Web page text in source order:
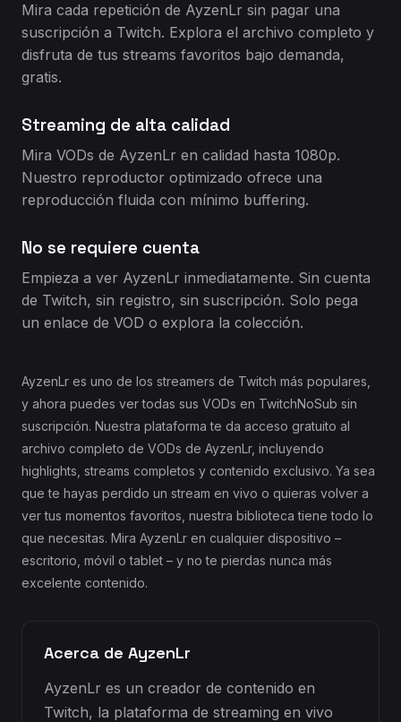
Mira cada repetición de AyzenLr sin pagar una
suscripción a Twitch. Explora el archivo completo y
disfruta de tus streams favoritos bajo demanda,
gratis.
Streaming de alta calidad
Mira VODs de AyzenLr en calidad hasta 1080p.
Nuestro reproductor optimizado ofrece una
reproducción fluida con mínimo buffering.
No se requiere cuenta
Empieza a ver AyzenLr inmediatamente. Sin cuenta
de Twitch, sin registro, sin suscripción. Solo pega
un enlace de VOD o explora la colección.
AyzenLr es uno de los streamers de Twitch más populares,
y ahora puedes ver todas sus VODs en TwitchNoSub sin
suscripción. Nuestra plataforma te da acceso gratuito al
archivo completo de VODs de AyzenLr, incluyendo
highlights, streams completos y contenido exclusivo. Ya sea
que te hayas perdido un stream en vivo o quieras volver a
ver tus momentos favoritos, nuestra biblioteca tiene todo lo
que necesitas. Mira AyzenLr en cualquier dispositivo –
escritorio, móvil o tablet – y no te pierdas nunca más
excelente contenido.
Acerca de AyzenLr
AyzenLr es un creador de contenido en
Twitch, la plataforma de streaming en vivo